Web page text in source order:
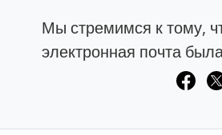
Мы стремимся к тому,
электронная почта